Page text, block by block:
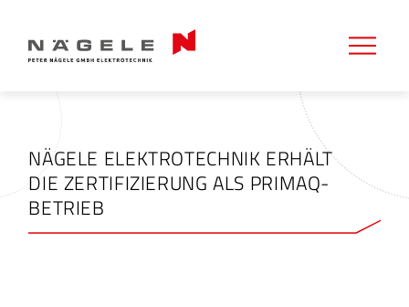
NÄGELE ELEKTROTECHNIK ERHÄLT
DIE ZERTIFIZIERUNG ALS PRIMAQ-
BETRIEB